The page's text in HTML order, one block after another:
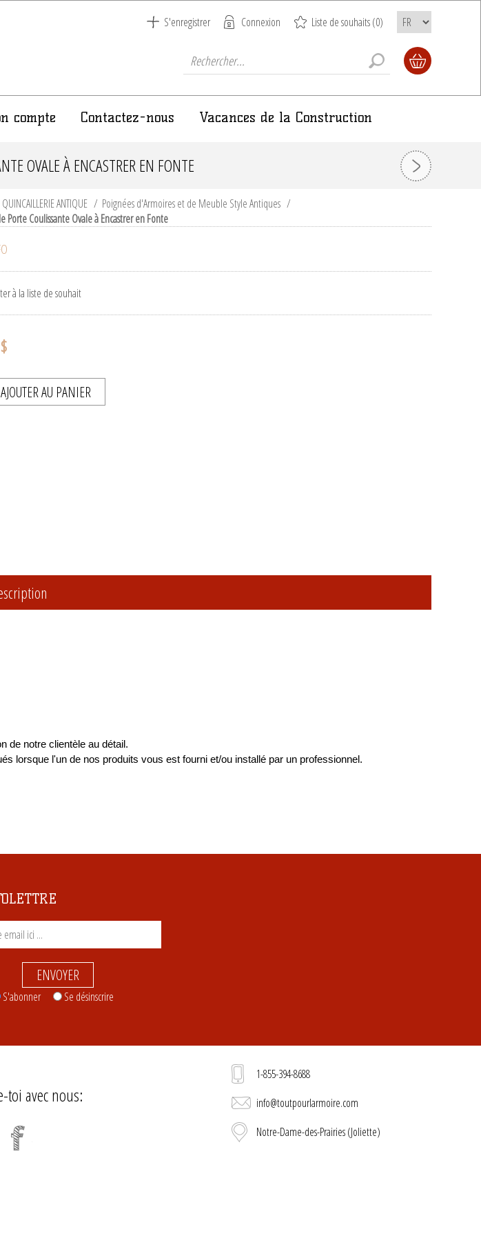
S'enregistrer Connexion Liste de souhaits(0)
compte Contactez-nous Vacances de la Construction
OVALE À ENCASTRER EN FONTE
QUINCAILLERIE ANTIQUE / Poignées d'Armoires et de Meuble Style Antiques /
Porte Coulissante Ovale à Encastrer en Fonte
à la liste de souhait
AJOUTER AU PANIER
de notre clientèle au détail.
lorsque l'un de nos produits vous est fourni et/ou installé par un professionnel.
ENVOYER
S'abonner Se désinscrire
toi avec nous:
1-855-394-8688
info@toutpourlarmoire.com
Notre-Dame-des-Prairies (Joliette)